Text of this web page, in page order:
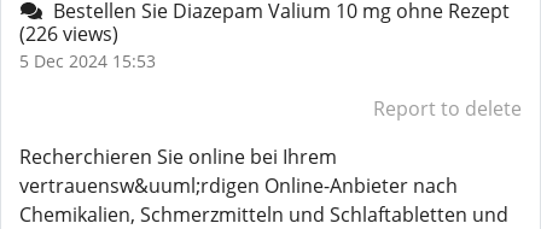
Bestellen Sie Diazepam Valium 10 mg ohne Rezept
(226 views)
5 Dec 2024 15:53
Report to delete
Recherchieren Sie online bei Ihrem
vertrauensw&uuml;rdigen Online-Anbieter nach
Chemikalien, Schmerzmitteln und Schlaftabletten und